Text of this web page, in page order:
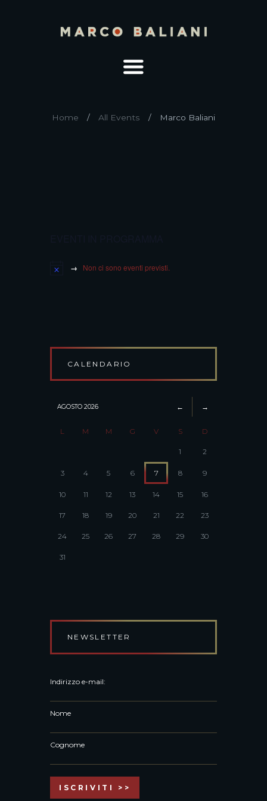
Home All Events Marco Baliani
Non ci sono eventi previsti.
CALENDARIO
AGOSTO 2026
L M M G V S D
1 2
3 4 5 6 7 8 9
10 11 12 13 14 15 16
17 18 19 20 21 22 23
24 25 26 27 28 29 30
31
NEWSLETTER
Indirizzo e-mail:
Nome
Cognome